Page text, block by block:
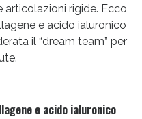
articolazioni rigide. Ecco
e acido ialuronico
il “dream team” per
e acido ialuronico